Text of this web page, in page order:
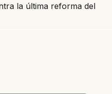
la última reforma del